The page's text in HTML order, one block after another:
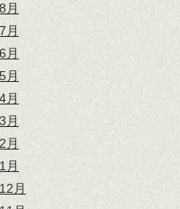
月
月
月
月
月
月
月
月
月